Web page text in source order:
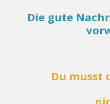
Die gute
Du musst